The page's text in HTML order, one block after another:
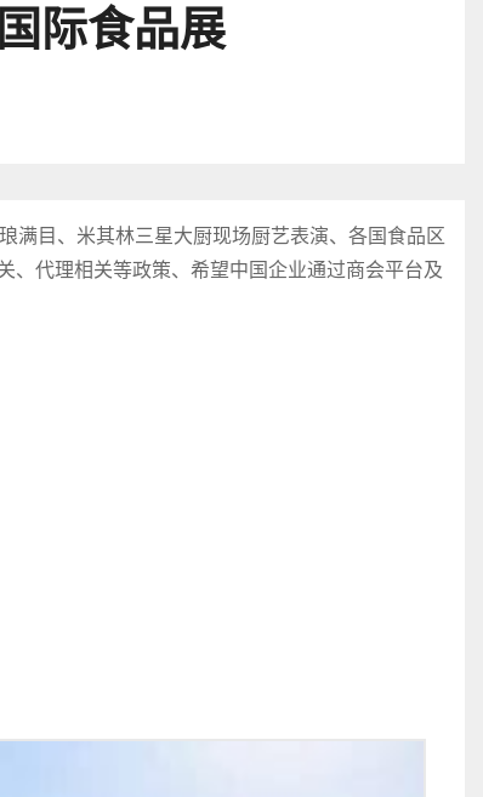
际食品展
满目、米其林三星大厨现场厨艺表演、各国食品区
、代理相关等政策、希望中国企业通过商会平台及